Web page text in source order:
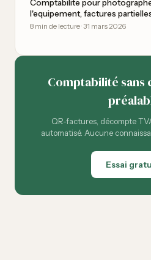
Comptabilite pour
l'equipement, factures
8 min de lecture·31 mars 2026
Comptabilité sans
QR-factures, décompte
automatisé. Aucune
Essai